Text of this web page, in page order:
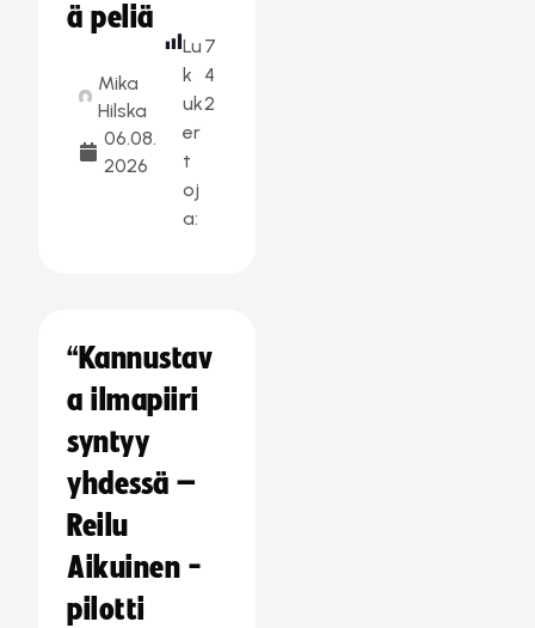
ä peliä
Mika
Hilska
06.08.
2026
Lu
k
uk
er
t
oj
a:
7
4
2
“Kannustav
a ilmapiiri
syntyy
yhdessä –
Reilu
Aikuinen -
pilotti